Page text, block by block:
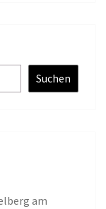
Suchen
am